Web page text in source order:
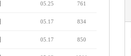
05.25 761
05.17 834
05.17 850